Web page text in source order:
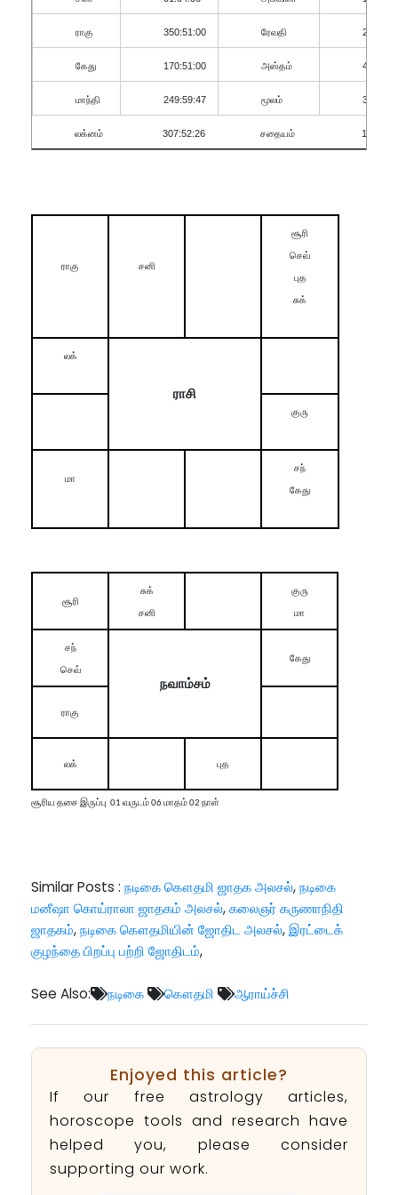
ராகு 350:51:00 ரேவதி 2
கேது 170:51:00 அஸ்தம் 4
மாந்தி 249:59:47 மூலம் 3
லக்னம் 307:52:26 சதையம் 1
ராகு சனி
சூரி
செவ்
புத
சுக்
லக்
ராசி
குரு
மா
சந்
கேது
சூரி
சுக்
சனி
குரு
மா
சந்
செவ்
நவாம்சம்
கேது
ராகு
லக் புத
சூரிய தசை இருப்பு 01 வருடம் 06 மாதம் 02 நாள்
Similar Posts : நடிகை கௌதமி ஜாதக அலசல்,நடிகை
மனீஷா கொய்ராலா ஜாதகம் அலசல்,கலைஞர் கருணாநிதி
ஜாதகம்,நடிகை கௌதமியின் ஜோதிட அலசல்,இரட்டைக்
குழந்தை பிறப்பு பற்றி ஜோதிடம்,
See Also: நடிகை கௌதமி ஆராய்ச்சி
Enjoyed this article?
If our free astrology articles,
horoscope tools and research have
helped you, please consider
supporting our work.